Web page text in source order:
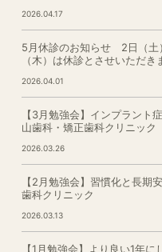
2026.04.17
5月休診のお知らせ 2日（土
（木）は休診とさせいただき
2026.04.01
【3月勉強会】インプラント
山歯科・矯正歯科クリニック
2026.03.26
【2月勉強会】習慣化と長期
歯科クリニック
2026.03.13
【1月勉強会】より良い1年